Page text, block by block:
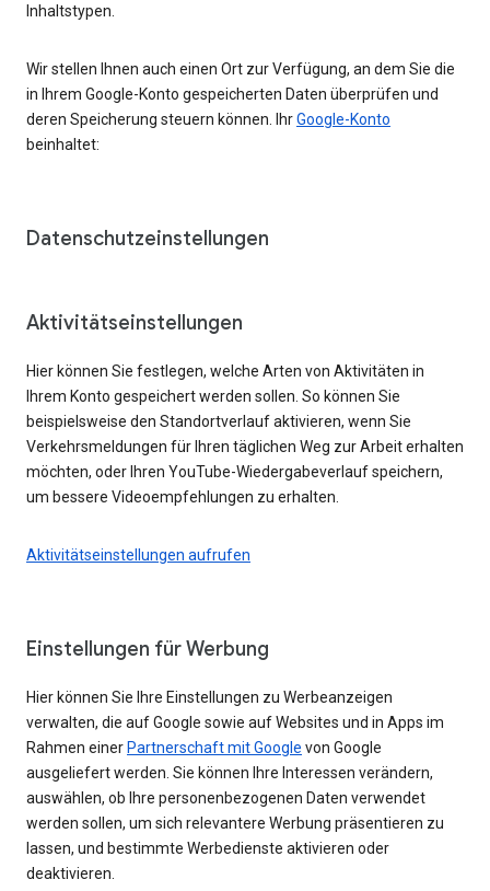
Inhaltstypen.
Wir stellen Ihnen auch einen Ort zur Verfügung, an dem Sie die
in Ihrem Google-Konto gespeicherten Daten überprüfen und
deren Speicherung steuern können. IhrGoogle-Konto
beinhaltet:
Datenschutzeinstellungen
Aktivitätseinstellungen
Hier können Sie festlegen, welche Arten von Aktivitäten in
Ihrem Konto gespeichert werden sollen. So können Sie
beispielsweise den Standortverlauf aktivieren, wenn Sie
Verkehrsmeldungen für Ihren täglichen Weg zur Arbeit erhalten
möchten, oder Ihren YouTube-Wiedergabeverlauf speichern,
um bessere Videoempfehlungen zu erhalten.
Aktivitätseinstellungen aufrufen
Einstellungen für Werbung
Hier können Sie Ihre Einstellungen zu Werbeanzeigen
verwalten, die auf Google sowie auf Websites und in Apps im
Rahmen einer Partnerschaft mit Google von Google
ausgeliefert werden. Sie können Ihre Interessen verändern,
auswählen, ob Ihre personenbezogenen Daten verwendet
werden sollen, um sich relevantere Werbung präsentieren zu
lassen, und bestimmte Werbedienste aktivieren oder
deaktivieren.